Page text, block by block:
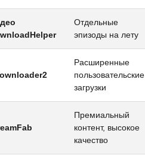
Отдельные
эпизоды на лету
Расширенные
пользовательские
загрузки
Премиальный
контент, высокое
качество